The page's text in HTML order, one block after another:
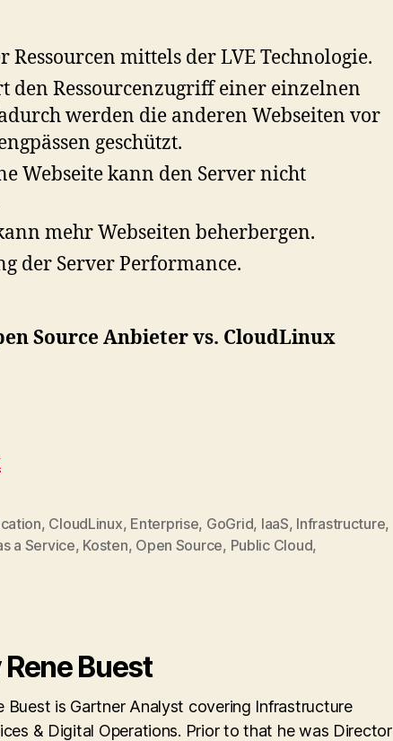
Ressourcen mittels der LVE Technologie.
den Ressourcenzugriff einer einzelnen
werden die anderen Webseiten vor
geschützt.
Webseite kann den Server nicht
mehr Webseiten beherbergen.
der Server Performance.
Source Anbieter vs. CloudLinux
, CloudLinux, Enterprise, GoGrid, IaaS, Infrastructure,
a Service, Kosten, Open Source, Public Cloud,
Rene Buest
Buest is Gartner Analyst covering Infrastructure
& Digital Operations. Prior to that he was Director